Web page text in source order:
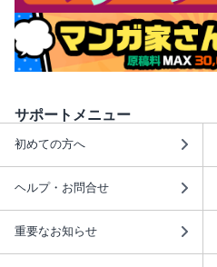
サポートメニュー
初めての方へ
ヘルプ・お問合せ
重要なお知らせ